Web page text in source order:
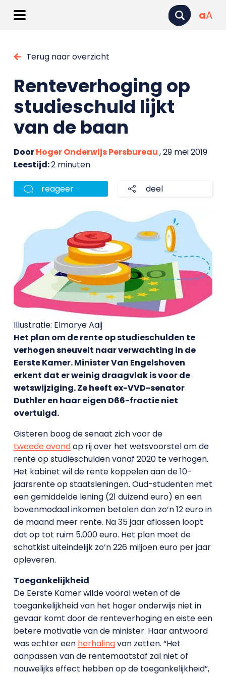
aA
Terug naar overzicht
Renteverhoging op
studieschuld lijkt
van de baan
DoorHoger Onderwijs Persbureau, 29 mei 2019
Leestijd:2 minuten
reageer deel
Illustratie: Elmarye Aaij
Het plan om de rente op studieschulden te
verhogen sneuvelt naar verwachting in de
Eerste Kamer. Minister Van Engelshoven
erkent dat er weinig draagvlak is voor de
wetswijziging. Ze heeft ex-VVD-senator
Duthler en haar eigen D66-fractie niet
overtuigd.
Gisteren boog de senaat zich voor de
tweede avondop rij over het wetsvoorstel om de
rente op studieschulden vanaf 2020 te verhogen.
Het kabinet wil de rente koppelen aan de 10-
jaarsrente op staatsleningen. Oud-studenten met
een gemiddelde lening (21 duizend euro) en een
bovenmodaal inkomen betalen dan zo’n 12 euro in
de maand meer rente. Na 35 jaar aflossen loopt
dat op tot ruim 5.000 euro. Het plan moet de
schatkist uiteindelijk zo’n 226 miljoen euro per jaar
opleveren.
Toegankelijkheid
De Eerste Kamer wilde vooral weten of de
toegankelijkheid van het hoger onderwijs niet in
gevaar komt door de renteverhoging en eiste een
betere motivatie van de minister. Haar antwoord
was echter een herhalingvan zetten. “Het
aanpassen van de rentemaatstaf zal niet of
nauwelijks effect hebben op de toegankelijkheid”,